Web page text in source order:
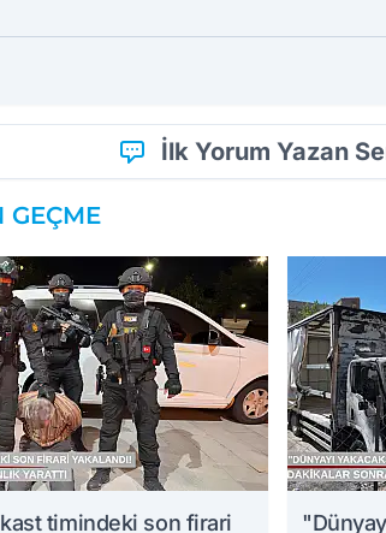
İlk Yorum Yazan
timindeki son firari